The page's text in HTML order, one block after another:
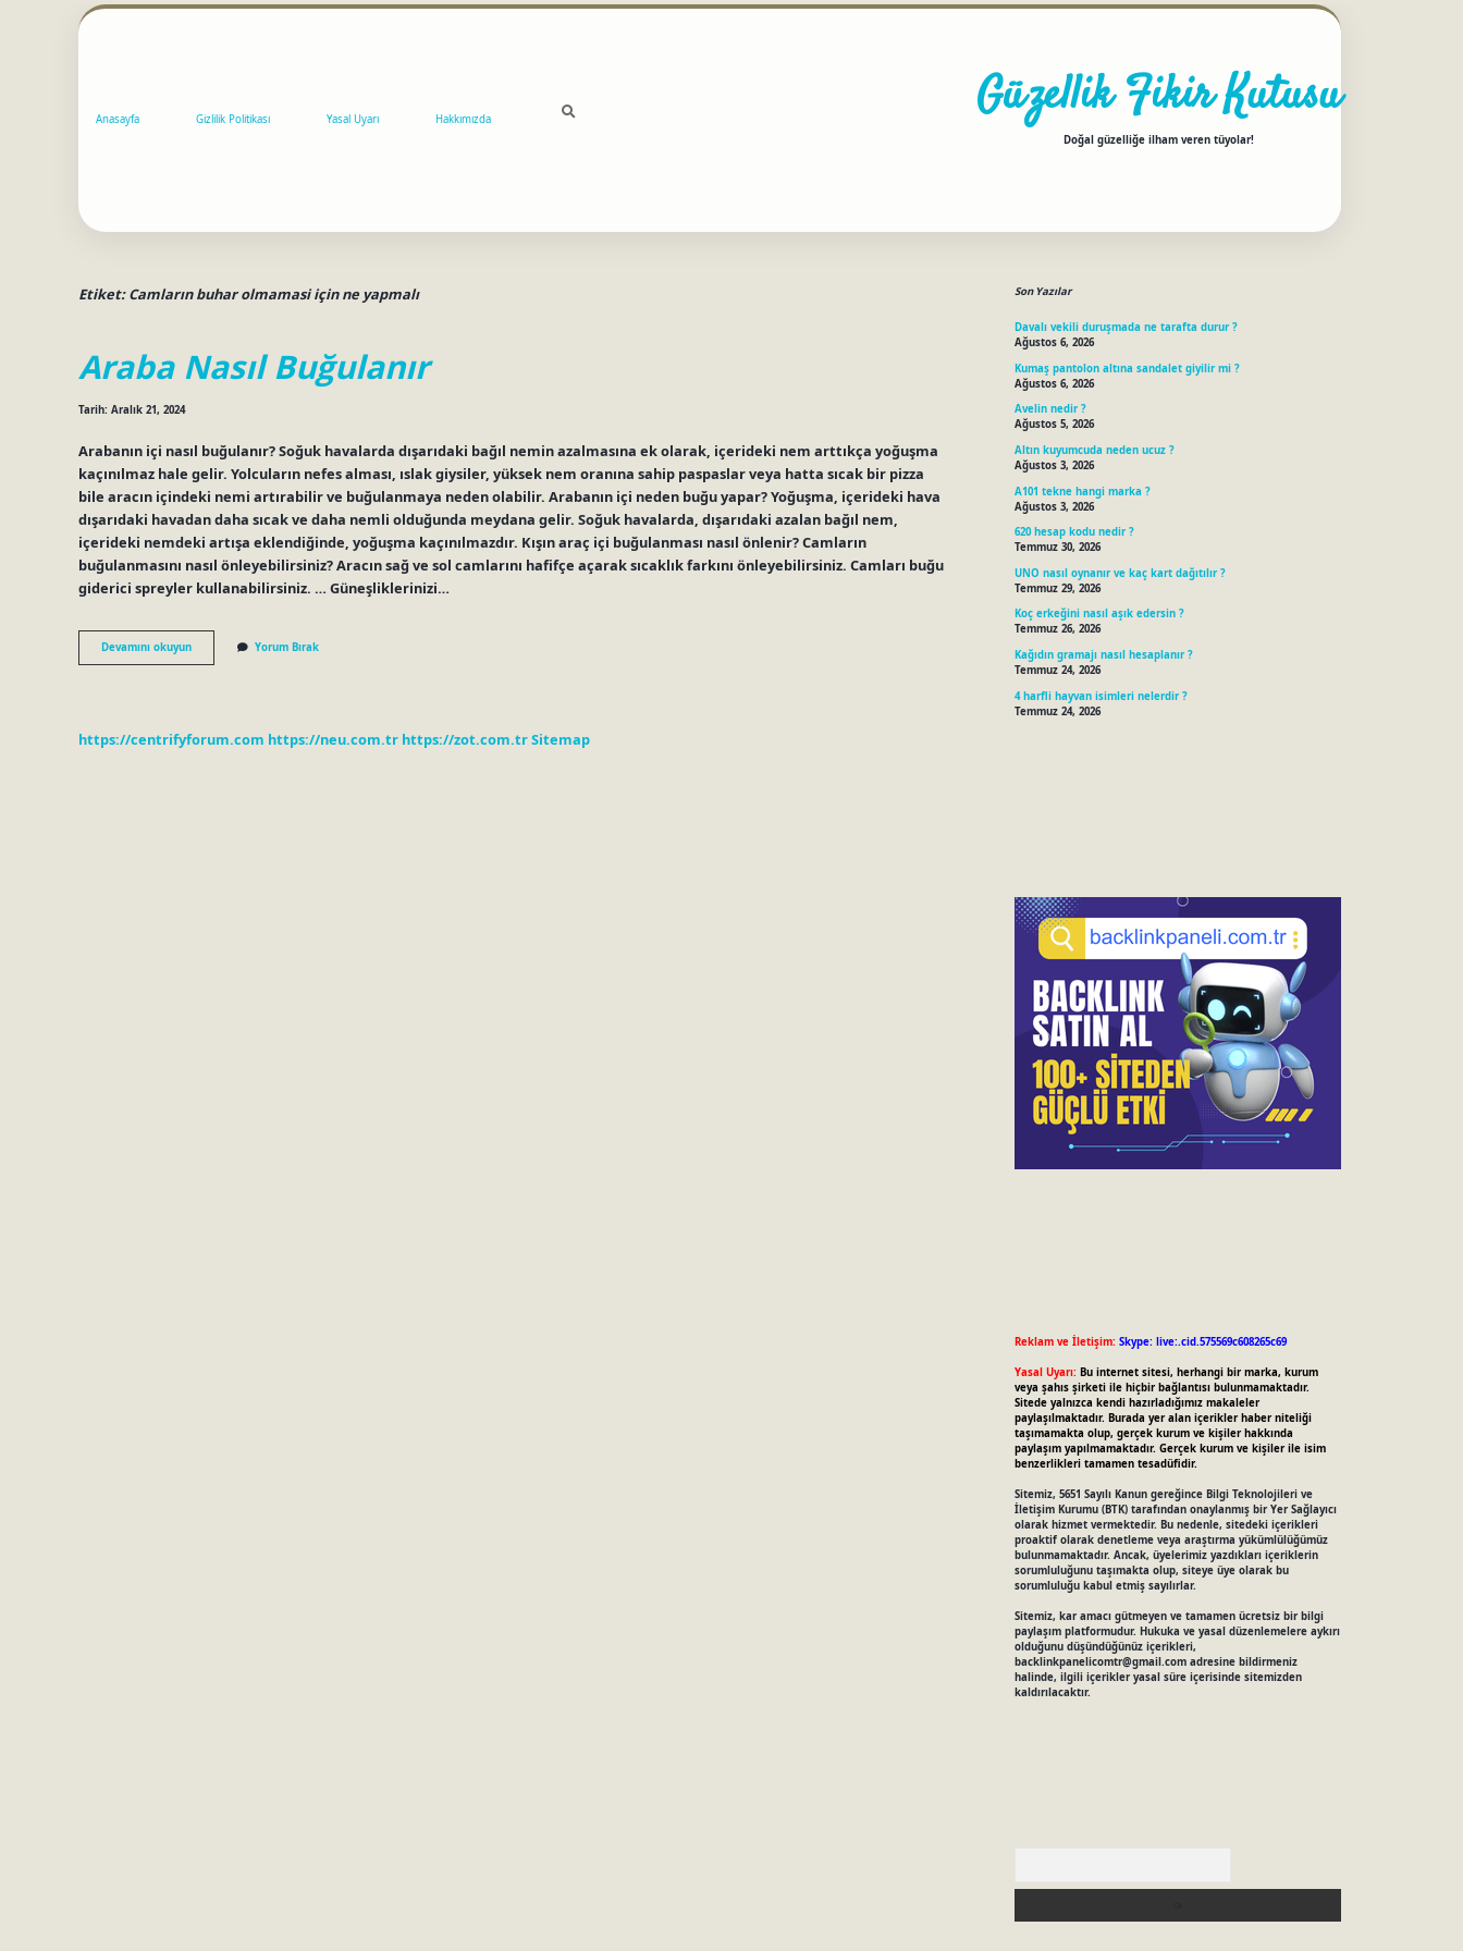
Anasayfa Gizlilik Politikası Yasal Uyarı Hakkımızda Güzellik Fikir Kutusu
Doğal güzelliğe ilham veren tüyolar!
Etiket:Camların buhar olmamasi için ne yapmalı
Araba Nasıl Buğulanır
Tarih: Aralık 21, 2024
Arabanın içi nasıl buğulanır? Soğuk havalarda dışarıdaki bağıl nemin azalmasına ek olarak, içerideki nem arttıkça yoğuşma
kaçınılmaz hale gelir. Yolcuların nefes alması, ıslak giysiler, yüksek nem oranına sahip paspaslar veya hatta sıcak bir pizza
bile aracın içindeki nemi artırabilir ve buğulanmaya neden olabilir. Arabanın içi neden buğu yapar? Yoğuşma, içerideki hava
dışarıdaki havadan daha sıcak ve daha nemli olduğunda meydana gelir. Soğuk havalarda, dışarıdaki azalan bağıl nem,
içerideki nemdeki artışa eklendiğinde, yoğuşma kaçınılmazdır. Kışın araç içi buğulanması nasıl önlenir? Camların
buğulanmasını nasıl önleyebilirsiniz? Aracın sağ ve sol camlarını hafifçe açarak sıcaklık farkını önleyebilirsiniz. Camları buğu
giderici spreyler kullanabilirsiniz. … Güneşliklerinizi…
Devamını okuyunAraba
Nasıl
Yorum Bırak
https://centrifyforum.com https://neu.com.tr https://zot.com.trSitemap
Son Yazılar
Davalı vekili duruşmada ne tarafta durur ?
Ağustos 6, 2026
Kumaş pantolon altına sandalet giyilir mi ?
Ağustos 6, 2026
Avelin nedir ?
Ağustos 5, 2026
Altın kuyumcuda neden ucuz ?
Ağustos 3, 2026
A101 tekne hangi marka ?
Ağustos 3, 2026
620 hesap kodu nedir ?
Temmuz 30, 2026
UNO nasıl oynanır ve kaç kart dağıtılır ?
Temmuz 29, 2026
Koç erkeğini nasıl aşık edersin ?
Temmuz 26, 2026
Kağıdın gramajı nasıl hesaplanır ?
Temmuz 24, 2026
4 harfli hayvan isimleri nelerdir ?
Temmuz 24, 2026
Reklam ve İletişim: Skype: live:.cid.575569c608265c69
Yasal Uyarı: Bu internet sitesi, herhangi bir marka, kurum
veya şahıs şirketi ile hiçbir bağlantısı bulunmamaktadır.
Sitede yalnızca kendi hazırladığımız makaleler
paylaşılmaktadır. Burada yer alan içerikler haber niteliği
taşımamakta olup, gerçek kurum ve kişiler hakkında
paylaşım yapılmamaktadır. Gerçek kurum ve kişiler ile isim
benzerlikleri tamamen tesadüfidir.
Sitemiz, 5651 Sayılı Kanun gereğince Bilgi Teknolojileri ve
İletişim Kurumu (BTK) tarafından onaylanmış bir Yer Sağlayıcı
olarak hizmet vermektedir. Bu nedenle, sitedeki içerikleri
proaktif olarak denetleme veya araştırma yükümlülüğümüz
bulunmamaktadır. Ancak, üyelerimiz yazdıkları içeriklerin
sorumluluğunu taşımakta olup, siteye üye olarak bu
sorumluluğu kabul etmiş sayılırlar.
Sitemiz, kar amacı gütmeyen ve tamamen ücretsiz bir bilgi
paylaşım platformudur. Hukuka ve yasal düzenlemelere aykırı
olduğunu düşündüğünüz içerikleri,
backlinkpanelicomtr@gmail.comadresine bildirmeniz
halinde, ilgili içerikler yasal süre içerisinde sitemizden
kaldırılacaktır.